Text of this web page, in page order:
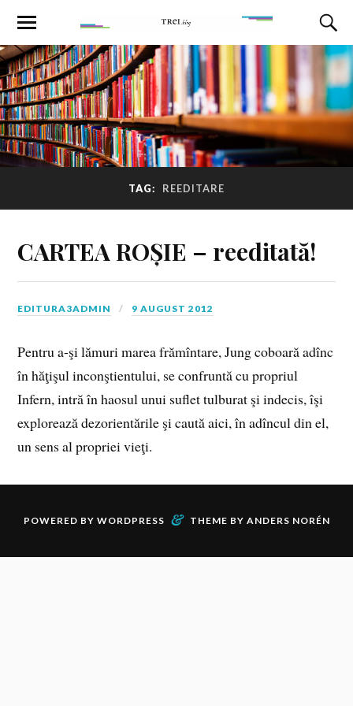
TAG: REEDITARE
CARTEA ROȘIE – reeditată!
EDITURA3ADMIN 9 AUGUST 2012
Pentru a-şi lămuri marea frămîntare, Jung coboară adînc
în hăţişul inconştientului, se confruntă cu propriul
Infern, intră în haosul unui suflet tulburat şi indecis, îşi
explorează dezorientările şi caută aici, în adîncul din el,
un sens al propriei vieţi.
POWERED BY WORDPRESS & THEME BY ANDERS NORÉN